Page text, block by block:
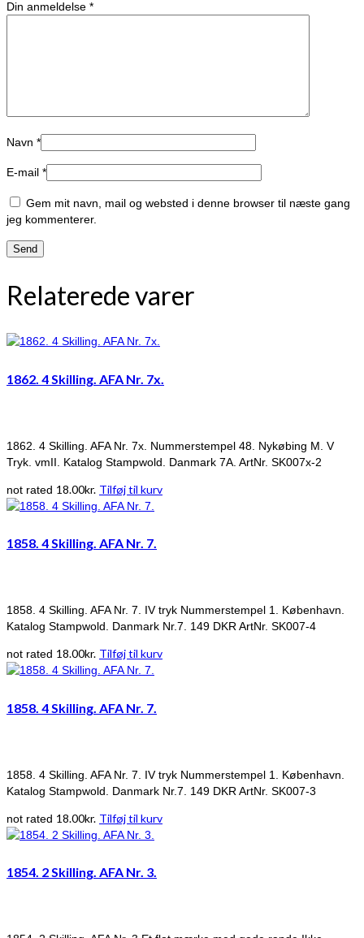
Din anmeldelse *
Navn *
E-mail *
Gem mit navn, mail og websted i denne browser til næste gang
jeg kommenterer.
Relaterede varer
1862. 4 Skilling. AFA Nr. 7x.
1862. 4 Skilling. AFA Nr. 7x. Nummerstempel 48. Nykøbing M. V
Tryk. vmII. Katalog Stampwold. Danmark 7A. ArtNr. SK007x-2
not rated 18.00kr. Tilføj til kurv
1858. 4 Skilling. AFA Nr. 7.
1858. 4 Skilling. AFA Nr. 7. IV tryk Nummerstempel 1. København.
Katalog Stampwold. Danmark Nr.7. 149 DKR ArtNr. SK007-4
not rated 18.00kr. Tilføj til kurv
1858. 4 Skilling. AFA Nr. 7.
1858. 4 Skilling. AFA Nr. 7. IV tryk Nummerstempel 1. København.
Katalog Stampwold. Danmark Nr.7. 149 DKR ArtNr. SK007-3
not rated 18.00kr. Tilføj til kurv
1854. 2 Skilling. AFA Nr. 3.